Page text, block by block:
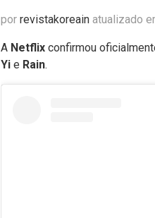
por revistakoreain atualizado
A Netflix confirmou
Yi e Rain.